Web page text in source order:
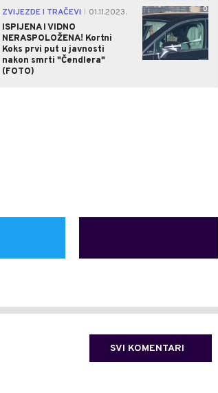
ZVIJEZDE I TRAČEVI
01.11.2023.
ISPIJENA I VIDNO
NERASPOLOŽENA! Kortni
Koks prvi put u javnosti
nakon smrti "Čendlera"
(FOTO)
0
SVI KOMENTARI